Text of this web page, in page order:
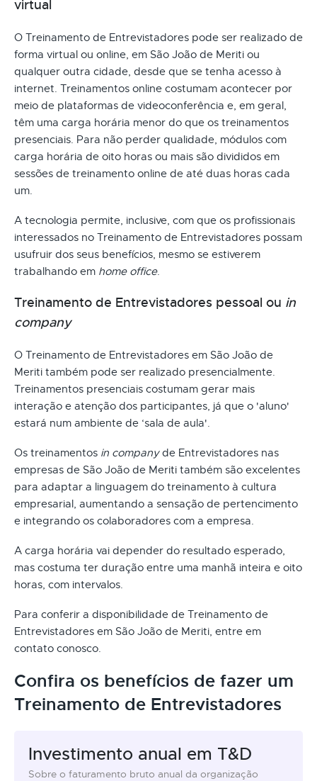
virtual
O Treinamento de Entrevistadores pode ser realizado de
forma virtual ou online, em São João de Meriti ou
qualquer outra cidade, desde que se tenha acesso à
internet. Treinamentos online costumam acontecer por
meio de plataformas de videoconferência e, em geral,
têm uma carga horária menor do que os treinamentos
presenciais. Para não perder qualidade, módulos com
carga horária de oito horas ou mais são divididos em
sessões de treinamento online de até duas horas cada
um.
A tecnologia permite, inclusive, com que os profissionais
interessados no Treinamento de Entrevistadores possam
usufruir dos seus benefícios, mesmo se estiverem
trabalhando em home office.
Treinamento de Entrevistadores pessoal ou in
company
O Treinamento de Entrevistadores em São João de
Meriti também pode ser realizado presencialmente.
Treinamentos presenciais costumam gerar mais
interação e atenção dos participantes, já que o 'aluno'
estará num ambiente de ‘sala de aula'.
Os treinamentos in companyde Entrevistadores nas
empresas de São João de Meriti também são excelentes
para adaptar a linguagem do treinamento à cultura
empresarial, aumentando a sensação de pertencimento
e integrando os colaboradores com a empresa.
A carga horária vai depender do resultado esperado,
mas costuma ter duração entre uma manhã inteira e oito
horas, com intervalos.
Para conferir a disponibilidade de Treinamento de
Entrevistadores em São João de Meriti, entre em
contato conosco.
Confira os benefícios de fazer um
Treinamento de Entrevistadores
Investimento anual em T&D
Sobre o faturamento bruto anual da organização